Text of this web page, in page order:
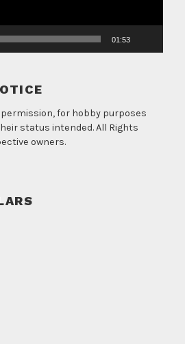
01:53
for hobby purposes
status intended. All Rights
owners.